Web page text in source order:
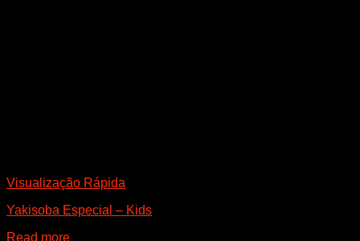
Visualização Rápida
Yakisoba Especial – Kids
Read more